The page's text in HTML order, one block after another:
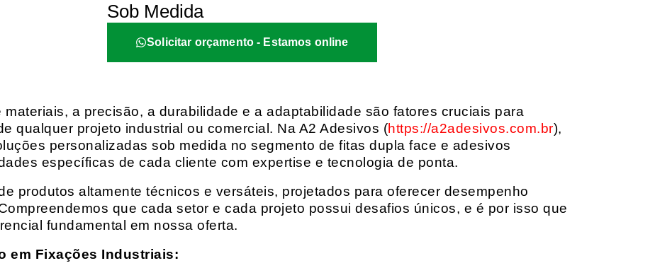
Sob Medida
Solicitar orçamento - Estamos online
a precisão, a durabilidade e a adaptabilidade são fatores cruciais para
qualquer projeto industrial ou comercial. Na A2 Adesivos (https://a2adesivos.com.br),
personalizadas sob medida no segmento de fitas dupla face e adesivos
específicas de cada cliente com expertise e tecnologia de ponta.
produtos altamente técnicos e versáteis, projetados para oferecer desempenho
que cada setor e cada projeto possui desafios únicos, e é por isso que
fundamental em nossa oferta.
em Fixações Industriais: